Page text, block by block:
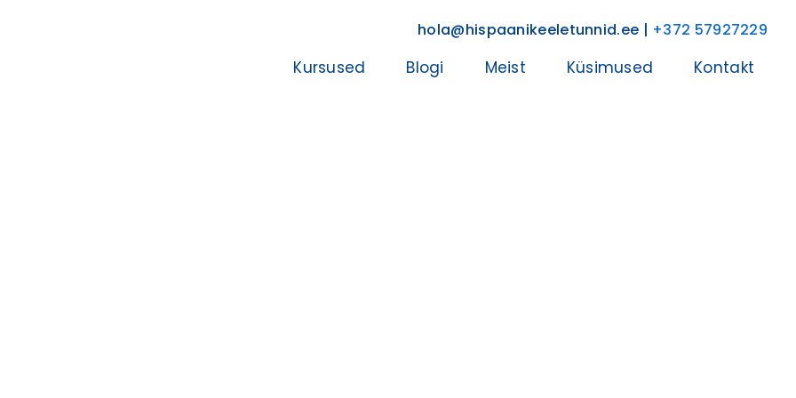
hola@hispaanikeeletunnid.ee | +372 57927229
Kursused Blogi Meist Küsimused Kontakt